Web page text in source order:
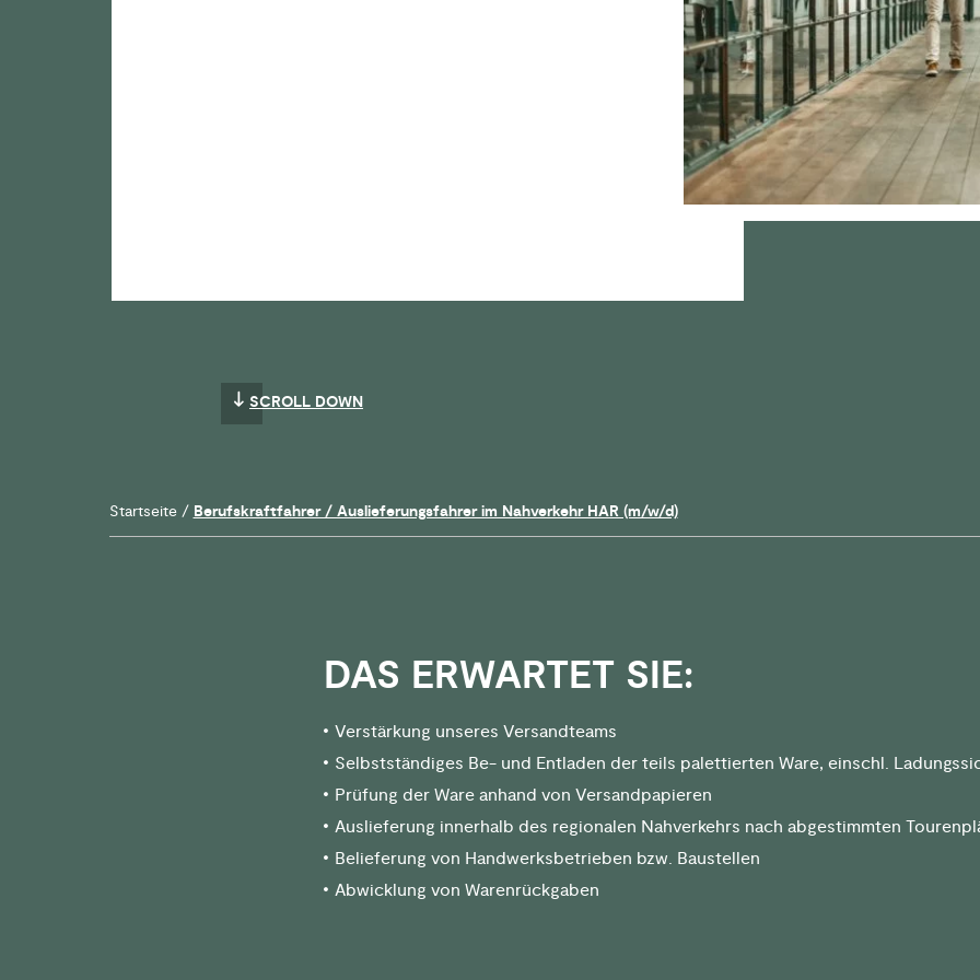
SCROLL DOWN
Startseite/ Berufskraftfahrer / Auslieferungsfahrer im Nahverkehr HAR (m/w/d)
DAS ERWARTET SIE:
Verstärkung unseres Versandteams
Selbstständiges Be- und Entladen der teils palettierten Ware, einschl.
Prüfung der Ware anhand von Versandpapieren
Auslieferung innerhalb des regionalen Nahverkehrs nach abgestimmten
Belieferung von Handwerksbetrieben bzw. Baustellen
Abwicklung von Warenrückgaben